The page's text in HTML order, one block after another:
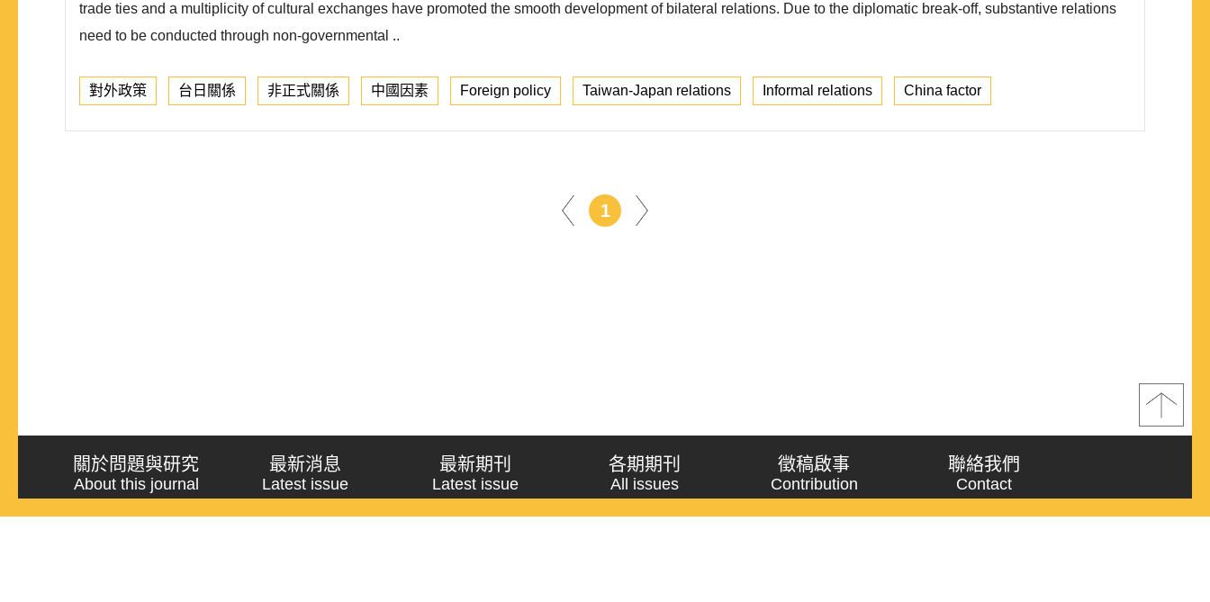
trade ties and a multiplicity of cultural exchanges have promoted the smooth development of bilateral relations. Due to the diplomatic break-off, substantive relations
need to be conducted through non-governmental ..
對外政策 台日關係 非正式關係 中國因素 Foreign policy Taiwan-Japan relations Informal relations China factor
1
關於問題與研究
About this journal
最新消息
Latest issue
最新期刊
Latest issue
各期期刊
All issues
徵稿啟事
Contribution
聯絡我們
Contact